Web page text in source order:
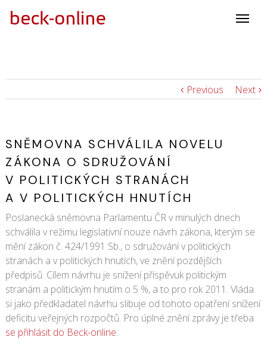
Previous Next
SNĚMOVNA SCHVÁLILA NOVELU
ZÁKONA O SDRUŽOVÁNÍ
V POLITICKÝCH STRANÁCH
A V POLITICKÝCH HNUTÍCH
Poslanecká sněmovna Parlamentu ČR v minulých dnech
schválila v režimu legislativní nouze návrh zákona, kterým se
mění zákon č. 424/1991 Sb., o sdružování v politických
stranách a v politických hnutích, ve znění pozdějších
předpisů. Cílem návrhu je snížení příspěvuk politickým
stranám a politickým hnutím o 5 %, a to pro rok 2011. Vláda
si jako předkladatel návrhu slibuje od tohoto opatření snížení
deficitu veřejných rozpočtů. Pro úplné znění zprávy je třeba
se přihlásit do Beck-online.